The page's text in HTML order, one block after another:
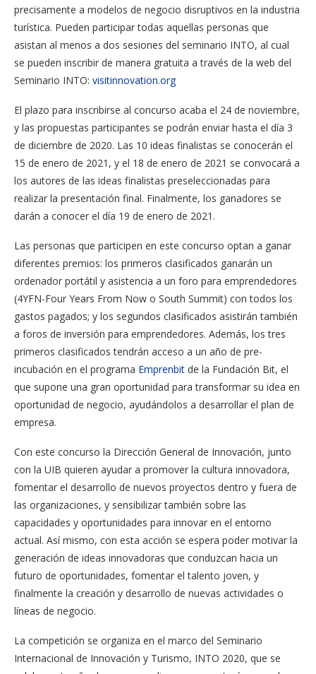
precisamente a modelos de negocio disruptivos en la industria
turística. Pueden participar todas aquellas personas que
asistan al menos a dos sesiones del seminario INTO, al cual
se pueden inscribir de manera gratuita a través de la web del
Seminario INTO: visitinnovation.org
El plazo para inscribirse al concurso acaba el 24 de noviembre,
y las propuestas participantes se podrán enviar hasta el día 3
de diciembre de 2020. Las 10 ideas finalistas se conocerán el
15 de enero de 2021, y el 18 de enero de 2021 se convocará a
los autores de las ideas finalistas preseleccionadas para
realizar la presentación final. Finalmente, los ganadores se
darán a conocer el día 19 de enero de 2021.
Las personas que participen en este concurso optan a ganar
diferentes premios: los primeros clasificados ganarán un
ordenador portátil y asistencia a un foro para emprendedores
(4YFN-Four Years From Now o South Summit) con todos los
gastos pagados; y los segundos clasificados asistirán también
a foros de inversión para emprendedores. Además, los tres
primeros clasificados tendrán acceso a un año de pre-
incubación en el programa Emprenbit de la Fundación Bit, el
que supone una gran oportunidad para transformar su idea en
oportunidad de negocio, ayudándolos a desarrollar el plan de
empresa.
Con este concurso la Dirección General de Innovación, junto
con la UIB quieren ayudar a promover la cultura innovadora,
fomentar el desarrollo de nuevos proyectos dentro y fuera de
las organizaciones, y sensibilizar también sobre las
capacidades y oportunidades para innovar en el entorno
actual. Así mismo, con esta acción se espera poder motivar la
generación de ideas innovadoras que conduzcan hacia un
futuro de oportunidades, fomentar el talento joven, y
finalmente la creación y desarrollo de nuevas actividades o
líneas de negocio.
La competición se organiza en el marco del Seminario
Internacional de Innovación y Turismo, INTO 2020, que se